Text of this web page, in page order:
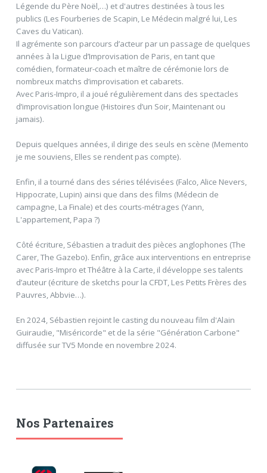
Légende du Père Noël,…) et d'autres destinées à tous les
publics (Les Fourberies de Scapin, Le Médecin malgré lui, Les
Caves du Vatican).
Il agrémente son parcours d’acteur par un passage de quelques
années à la Ligue d’Improvisation de Paris, en tant que
comédien, formateur-coach et maître de cérémonie lors de
nombreux matchs d’improvisation et cabarets.
Avec Paris-Impro, il a joué régulièrement dans des spectacles
d’improvisation longue (Histoires d’un Soir, Maintenant ou
jamais).
Depuis quelques années, il dirige des seuls en scène (Memento
je me souviens, Elles se rendent pas compte).
Enfin, il a tourné dans des séries télévisées (Falco, Alice Nevers,
Hippocrate, Lupin) ainsi que dans des films (Médecin de
campagne, La Finale) et des courts-métrages (Yann,
L'appartement, Papa ?)
Côté écriture, Sébastien a traduit des pièces anglophones (The
Carer, The Gazebo). Enfin, grâce aux interventions en entreprise
avec Paris-Impro et Théâtre à la Carte, il développe ses talents
d’auteur (écriture de sketchs pour la CFDT, Les Petits Frères des
Pauvres, Abbvie…).
En 2024, Sébastien rejoint le casting du nouveau film d'Alain
Guiraudie, "Miséricorde" et de la série "Génération Carbone"
diffusée sur TV5 Monde en novembre 2024.
Nos Partenaires